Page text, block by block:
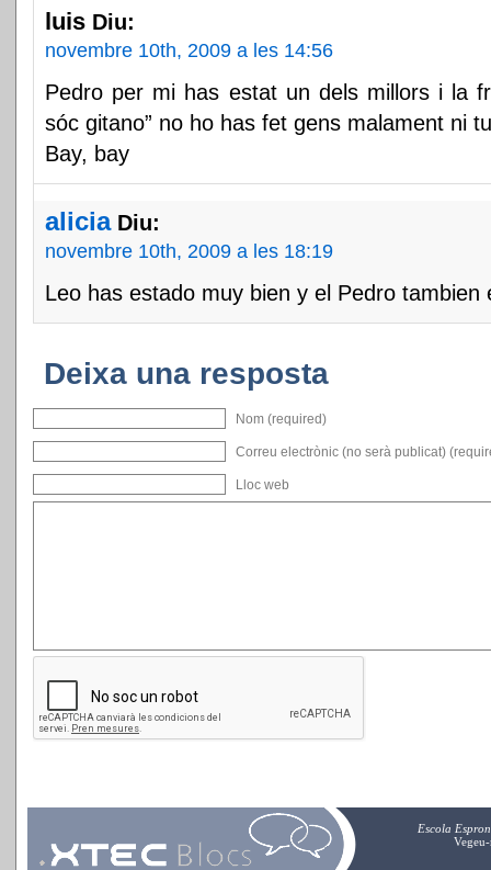
luis Diu:
novembre 10th, 2009 a les 14:56
Pedro per mi has estat un dels millors i la
sóc gitano” no ho has fet gens malament ni
Bay, bay
aliciaDiu:
novembre 10th, 2009 a les 18:19
Leo has estado muy bien y el Pedro tambien
Deixa una resposta
Nom (required)
Correu electrònic (no serà publicat)
Lloc web
Escola